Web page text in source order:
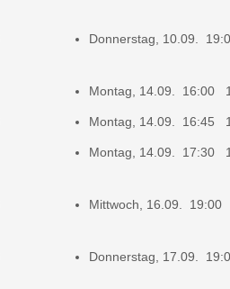
Donnerstag, 10.09.
Montag, 14.09. 16:00
Montag, 14.09. 16:45
Montag, 14.09. 17:30
Mittwoch, 16.09.
Donnerstag, 17.09.